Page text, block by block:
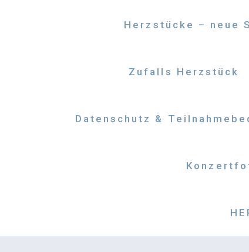
Herzstücke – neue
Zufalls Herzstück
Datenschutz &